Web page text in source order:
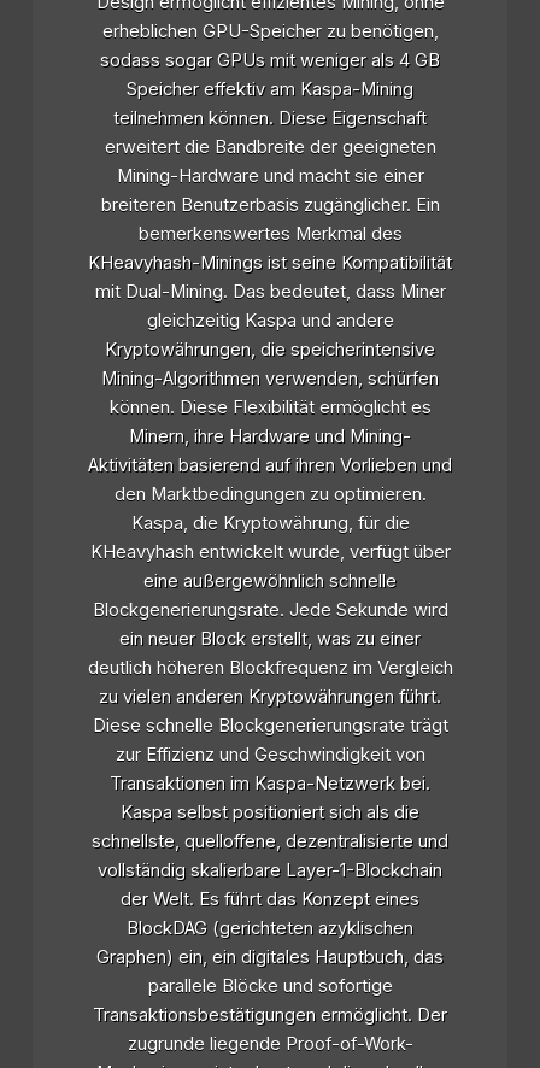
erheblichen GPU-Speicher zu benötigen,
sodass sogar GPUs mit weniger als 4 GB
Speicher effektiv am Kaspa-Mining
teilnehmen können. Diese Eigenschaft
erweitert die Bandbreite der geeigneten
Mining-Hardware und macht sie einer
breiteren Benutzerbasis zugänglicher. Ein
bemerkenswertes Merkmal des
KHeavyhash-Minings ist seine Kompatibilität
mit Dual-Mining. Das bedeutet, dass Miner
gleichzeitig Kaspa und andere
Kryptowährungen, die speicherintensive
Mining-Algorithmen verwenden, schürfen
können. Diese Flexibilität ermöglicht es
Minern, ihre Hardware und Mining-
Aktivitäten basierend auf ihren Vorlieben und
den Marktbedingungen zu optimieren.
Kaspa, die Kryptowährung, für die
KHeavyhash entwickelt wurde, verfügt über
eine außergewöhnlich schnelle
Blockgenerierungsrate. Jede Sekunde wird
ein neuer Block erstellt, was zu einer
deutlich höheren Blockfrequenz im Vergleich
zu vielen anderen Kryptowährungen führt.
Diese schnelle Blockgenerierungsrate trägt
zur Effizienz und Geschwindigkeit von
Transaktionen im Kaspa-Netzwerk bei.
Kaspa selbst positioniert sich als die
schnellste, quelloffene, dezentralisierte und
vollständig skalierbare Layer-1-Blockchain
der Welt. Es führt das Konzept eines
BlockDAG (gerichteten azyklischen
Graphen) ein, ein digitales Hauptbuch, das
parallele Blöcke und sofortige
Transaktionsbestätigungen ermöglicht. Der
zugrunde liegende Proof-of-Work-